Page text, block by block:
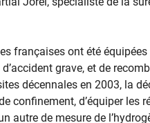
françaises ont été équipées
grave, et de
décennales en 2003, la
confinement, d’équiper les
autre de mesure de